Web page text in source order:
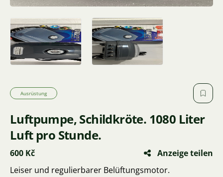
Ausrüstung
Luftpumpe, Schildkröte. 1080 Liter
Luft pro Stunde.
600 Kč
Anzeige teilen
Leiser und regulierbarer Belüftungsmotor.